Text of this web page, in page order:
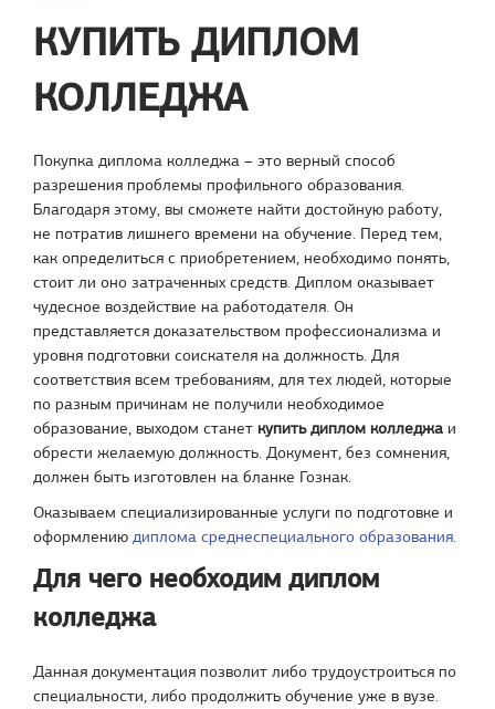
КУПИТЬ ДИПЛОМ
КОЛЛЕДЖА
Покупка диплома колледжа – это верный способ
разрешения проблемы профильного образования.
Благодаря этому, вы сможете найти достойную работу,
не потратив лишнего времени на обучение. Перед тем,
как определиться с приобретением, необходимо понять,
стоит ли оно затраченных средств. Диплом оказывает
чудесное воздействие на работодателя. Он
представляется доказательством профессионализма и
уровня подготовки соискателя на должность. Для
соответствия всем требованиям, для тех людей, которые
по разным причинам не получили необходимое
образование, выходом станет купить диплом колледжа и
обрести желаемую должность. Документ, без сомнения,
должен быть изготовлен на бланке Гознак.
Оказываем специализированные услуги по подготовке и
оформлению диплома среднеспециального образования.
Для чего необходим диплом
колледжа
Данная документация позволит либо трудоустроиться по
специальности, либо продолжить обучение уже в вузе.